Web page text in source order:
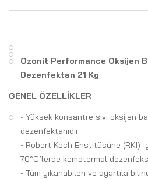
Ozonit Performance Oksijen
Dezenfektan 21 Kg
GENEL ÖZELLİKLER
• Yüksek konsantre sıvı oksijen
dezenfektanıdır.
• Robert Koch Enstitüsüne (RKI)
70°C’lerde kemotermal
• Tüm yıkanabilen ve ağartıla